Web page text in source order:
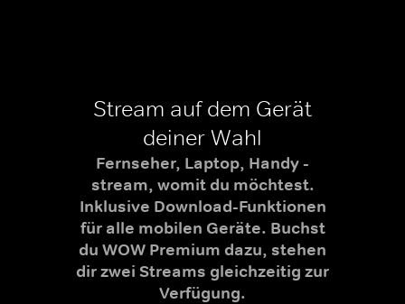
Stream auf dem Gerät
deiner Wahl
Fernseher, Laptop, Handy -
stream, womit du möchtest.
Inklusive Download-Funktionen
für alle mobilen Geräte. Buchst
du WOW Premium dazu, stehen
dir zwei Streams gleichzeitig zur
Verfügung.